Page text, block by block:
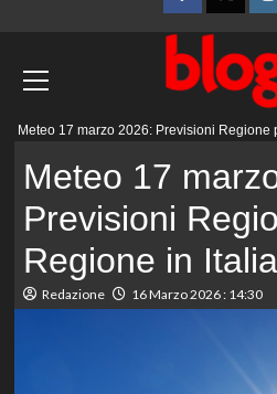
FacebookTwitter
Meteo 17 marzo 2026: Previsioni Regione
Meteo 17
Previsioni
Regione in Italia
Redazione 16 Marzo 2026 : 14:30